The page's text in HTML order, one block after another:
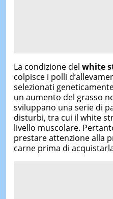
La condizione del white
colpisce i polli
selezionati
un aumento del grasso
sviluppano una serie di
disturbi, tra cui il white
livello muscolare.
prestare attenzione alla
carne prima di